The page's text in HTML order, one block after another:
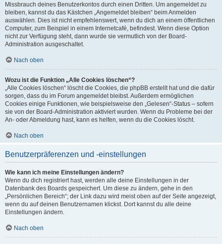
Missbrauch deines Benutzerkontos durch einen Dritten. Um angemeldet zu
bleiben, kannst du das Kästchen „Angemeldet bleiben“ beim Anmelden
auswählen. Dies ist nicht empfehlenswert, wenn du dich an einem öffentlichen
Computer, zum Beispiel in einem Internetcafé, befindest. Wenn diese Option
nicht zur Verfügung steht, dann wurde sie vermutlich von der Board-
Administration ausgeschaltet.
Nach oben
Wozu ist die Funktion „Alle Cookies löschen“?
„Alle Cookies löschen“ löscht die Cookies, die phpBB erstellt hat und die dafür
sorgen, dass du im Forum angemeldet bleibst. Außerdem ermöglichen
Cookies einige Funktionen, wie beispielsweise den „Gelesen“-Status – sofern
sie von der Board-Administration aktiviert wurden. Wenn du Probleme bei der
An- oder Abmeldung hast, kann es helfen, wenn du die Cookies löscht.
Nach oben
Benutzerpräferenzen und -einstellungen
Wie kann ich meine Einstellungen ändern?
Wenn du dich registriert hast, werden alle deine Einstellungen in der
Datenbank des Boards gespeichert. Um diese zu ändern, gehe in den
„Persönlichen Bereich“; der Link dazu wird meist oben auf der Seite angezeigt,
wenn du auf deinen Benutzernamen klickst. Dort kannst du alle deine
Einstellungen ändern.
Nach oben